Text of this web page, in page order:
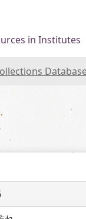
in Institutes